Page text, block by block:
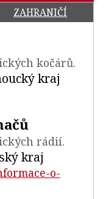
ZAHRANIČÍ
kočárů.
kraj
rádií.
kraj
o-